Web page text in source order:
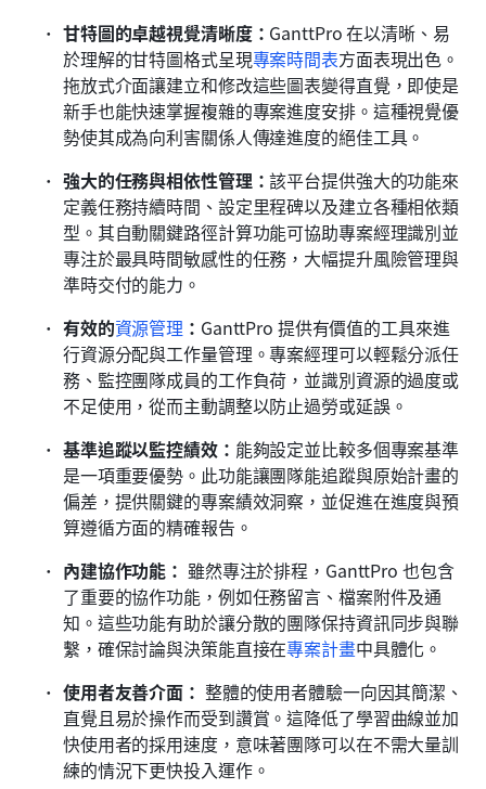
甘特圖的卓越視覺清晰度： GanttPro 在以清晰、易
於理解的甘特圖格式呈現專案時間表方面表現出色。
拖放式介面讓建立和修改這些圖表變得直覺，即使是
新手也能快速掌握複雜的專案進度安排。這種視覺優
勢使其成為向利害關係人傳達進度的絕佳工具。
強大的任務與相依性管理：該平台提供強大的功能來
定義任務持續時間、設定里程碑以及建立各種相依類
型。其自動關鍵路徑計算功能可協助專案經理識別並
專注於最具時間敏感性的任務，大幅提升風險管理與
準時交付的能力。
有效的資源管理 ： GanttPro 提供有價值的工具來進
行資源分配與工作量管理。專案經理可以輕鬆分派任
務、監控團隊成員的工作負荷，並識別資源的過度或
不足使用，從而主動調整以防止過勞或延誤。
基準追蹤以監控績效： 能夠設定並比較多個專案基準
是一項重要優勢。此功能讓團隊能追蹤與原始計畫的
偏差，提供關鍵的專案績效洞察，並促進在進度與預
算遵循方面的精確報告。
內建協作功能： 雖然專注於排程，GanttPro 也包含
了重要的協作功能，例如任務留言、檔案附件及通
知。這些功能有助於讓分散的團隊保持資訊同步與聯
繫，確保討論與決策能直接在專案計畫中具體化。
使用者友善介面： 整體的使用者體驗一向因其簡潔、
直覺且易於操作而受到讚賞。這降低了學習曲線並加
快使用者的採用速度，意味著團隊可以在不需大量訓
練的情況下更快投入運作。